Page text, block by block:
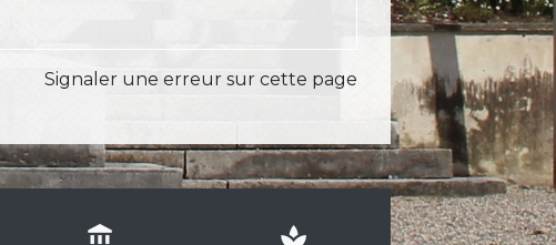
Signaler une erreur sur cette page
account_balance spa